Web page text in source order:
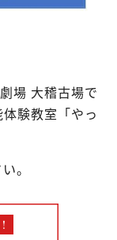
場 大稽古場で
験教室「やっ
。